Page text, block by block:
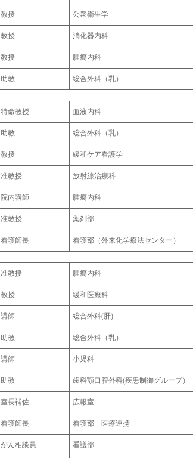
教授 公衆衛生学
教授 消化器内科
教授 腫瘍内科
助教 総合外科（乳）
特命教授 血液内科
助教 総合外科（乳）
教授 緩和ケア看護学
准教授 放射線治療科
院内講師 腫瘍内科
准教授 薬剤部
看護師長 看護部（外来化学療法センター）
准教授 腫瘍内科
教授 緩和医療科
講師 総合外科(肝)
助教 総合外科（乳）
講師 小児科
助教 歯科顎口腔外科(疾患制御グループ）
室長補佐 広報室
看護師長 看護部 医療連携
がん相談員 看護部